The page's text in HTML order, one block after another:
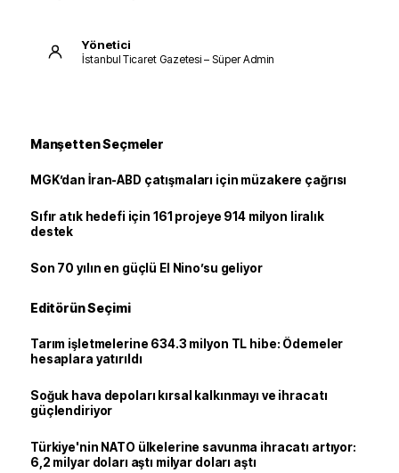
Yönetici
İstanbul Ticaret Gazetesi – Süper Admin
Manşetten Seçmeler
MGK’dan İran-ABD çatışmaları için müzakere çağrısı
Sıfır atık hedefi için 161 projeye 914 milyon liralık
destek
Son 70 yılın en güçlü El Nino’su geliyor
Editörün Seçimi
Tarım işletmelerine 634.3 milyon TL hibe: Ödemeler
hesaplara yatırıldı
Soğuk hava depoları kırsal kalkınmayı ve ihracatı
güçlendiriyor
Türkiye'nin NATO ülkelerine savunma ihracatı artıyor:
6,2 milyar doları aştı milyar doları aştı